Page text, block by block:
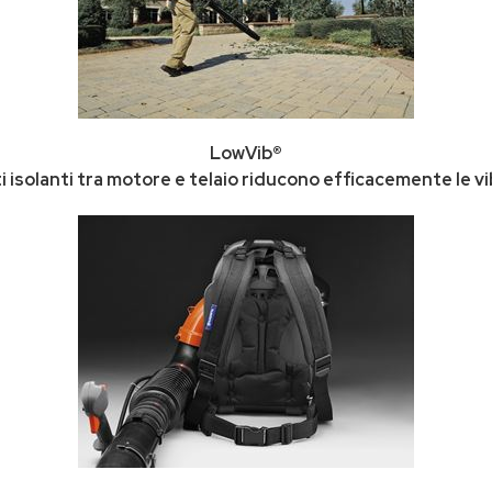
LowVib®
isolanti tra motore e telaio riducono efficacemente le